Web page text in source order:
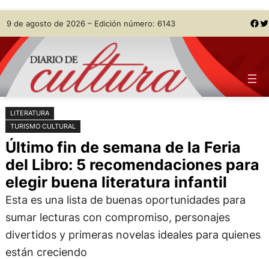
Saltar
al
contenido
Skip
to
content
9 de agosto de 2026 – Edición número: 6143 Facebook Twitter
LITERATURA
TURISMO CULTURAL
Último fin de semana de la Feria
del Libro: 5 recomendaciones para
elegir buena literatura infantil
Esta es una lista de buenas oportunidades para
sumar lecturas con compromiso, personajes
divertidos y primeras novelas ideales para quienes
están creciendo